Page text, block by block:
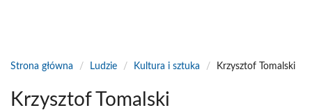
Strona główna / Ludzie / Kultura i sztuka / Krzysztof Tomalski
Krzysztof Tomalski